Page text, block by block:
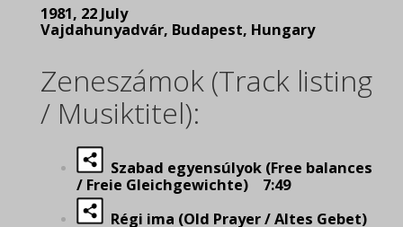
1981, 22 July
Vajdahunyadvár, Budapest, Hungary
Zeneszámok (Track listing
/ Musiktitel):
Szabad egyensúlyok (Free balances
/ Freie Gleichgewichte) 7:49
Régi ima (Old Prayer / Altes Gebet)